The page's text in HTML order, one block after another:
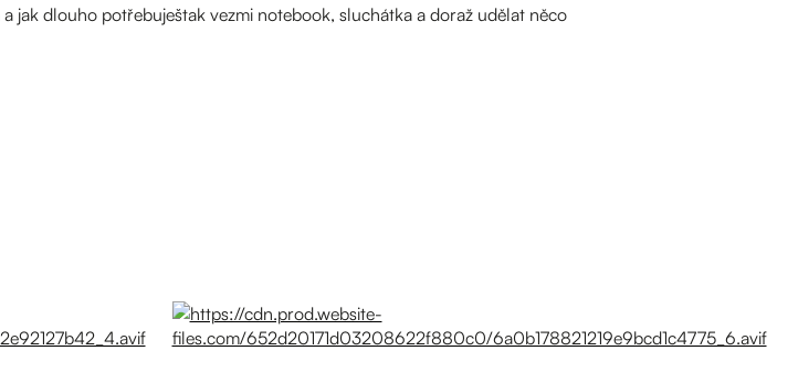
dlouho potřebuještak vezmi notebook, sluchátka a doraž udělat něco